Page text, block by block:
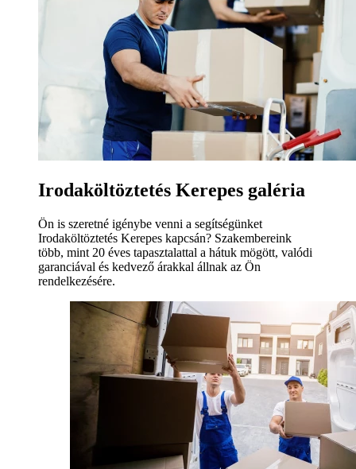
Irodaköltöztetés Kerepes galéria
Ön is szeretné igénybe venni a segítségünket
Irodaköltöztetés Kerepes kapcsán? Szakembereink
több, mint 20 éves tapasztalattal a hátuk mögött, valódi
garanciával és kedvező árakkal állnak az Ön
rendelkezésére.